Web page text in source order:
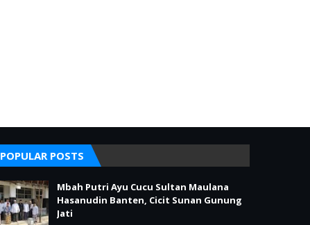
POPULAR POSTS
Mbah Putri Ayu Cucu Sultan Maulana
Hasanudin Banten, Cicit Sunan Gunung
Jati